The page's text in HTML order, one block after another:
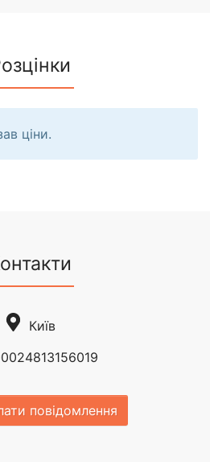
ціни.
Київ
повідомлення